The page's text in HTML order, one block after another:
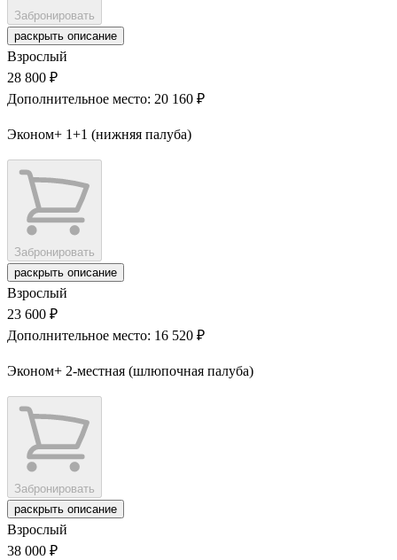
Забронировать
раскрыть описание
Взрослый
28 800 ₽
Дополнительное место: 20 160 ₽
Эконом+ 1+1 (нижняя палуба)
Забронировать
раскрыть описание
Взрослый
23 600 ₽
Дополнительное место: 16 520 ₽
Эконом+ 2-местная (шлюпочная палуба)
Забронировать
раскрыть описание
Взрослый
38 000 ₽